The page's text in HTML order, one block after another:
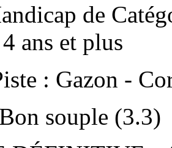
de
ans et plus
: Gazon -
souple (3.3)